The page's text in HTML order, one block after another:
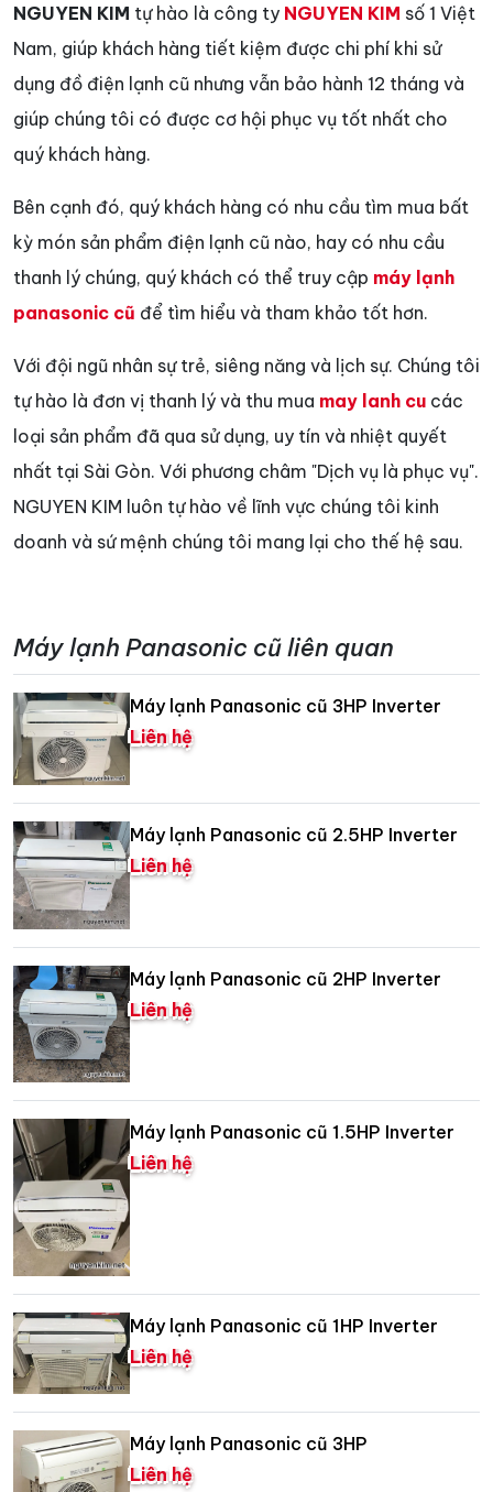
NGUYEN KIM tự hào là công ty NGUYEN KIM số 1 Việt
Nam, giúp khách hàng tiết kiệm được chi phí khi sử
dụng đồ điện lạnh cũ nhưng vẫn bảo hành 12 tháng và
giúp chúng tôi có được cơ hội phục vụ tốt nhất cho
quý khách hàng.
Bên cạnh đó, quý khách hàng có nhu cầu tìm mua bất
kỳ món sản phẩm điện lạnh cũ nào, hay có nhu cầu
thanh lý chúng, quý khách có thể truy cập máy lạnh
panasonic cũ để tìm hiểu và tham khảo tốt hơn.
Với đội ngũ nhân sự trẻ, siêng năng và lịch sự. Chúng tôi
tự hào là đơn vị thanh lý và thu mua may lanh cu các
loại sản phẩm đã qua sử dụng, uy tín và nhiệt quyết
nhất tại Sài Gòn. Với phương châm "Dịch vụ là phục vụ".
NGUYEN KIM luôn tự hào về lĩnh vực chúng tôi kinh
doanh và sứ mệnh chúng tôi mang lại cho thế hệ sau.
Máy lạnh Panasonic cũ liên quan
Máy lạnh Panasonic cũ 3HP Inverter
Liên hệ
Máy lạnh Panasonic cũ 2.5HP Inverter
Liên hệ
Máy lạnh Panasonic cũ 2HP Inverter
Liên hệ
Máy lạnh Panasonic cũ 1.5HP Inverter
Liên hệ
Máy lạnh Panasonic cũ 1HP Inverter
Liên hệ
Máy lạnh Panasonic cũ 3HP
Liên hệ